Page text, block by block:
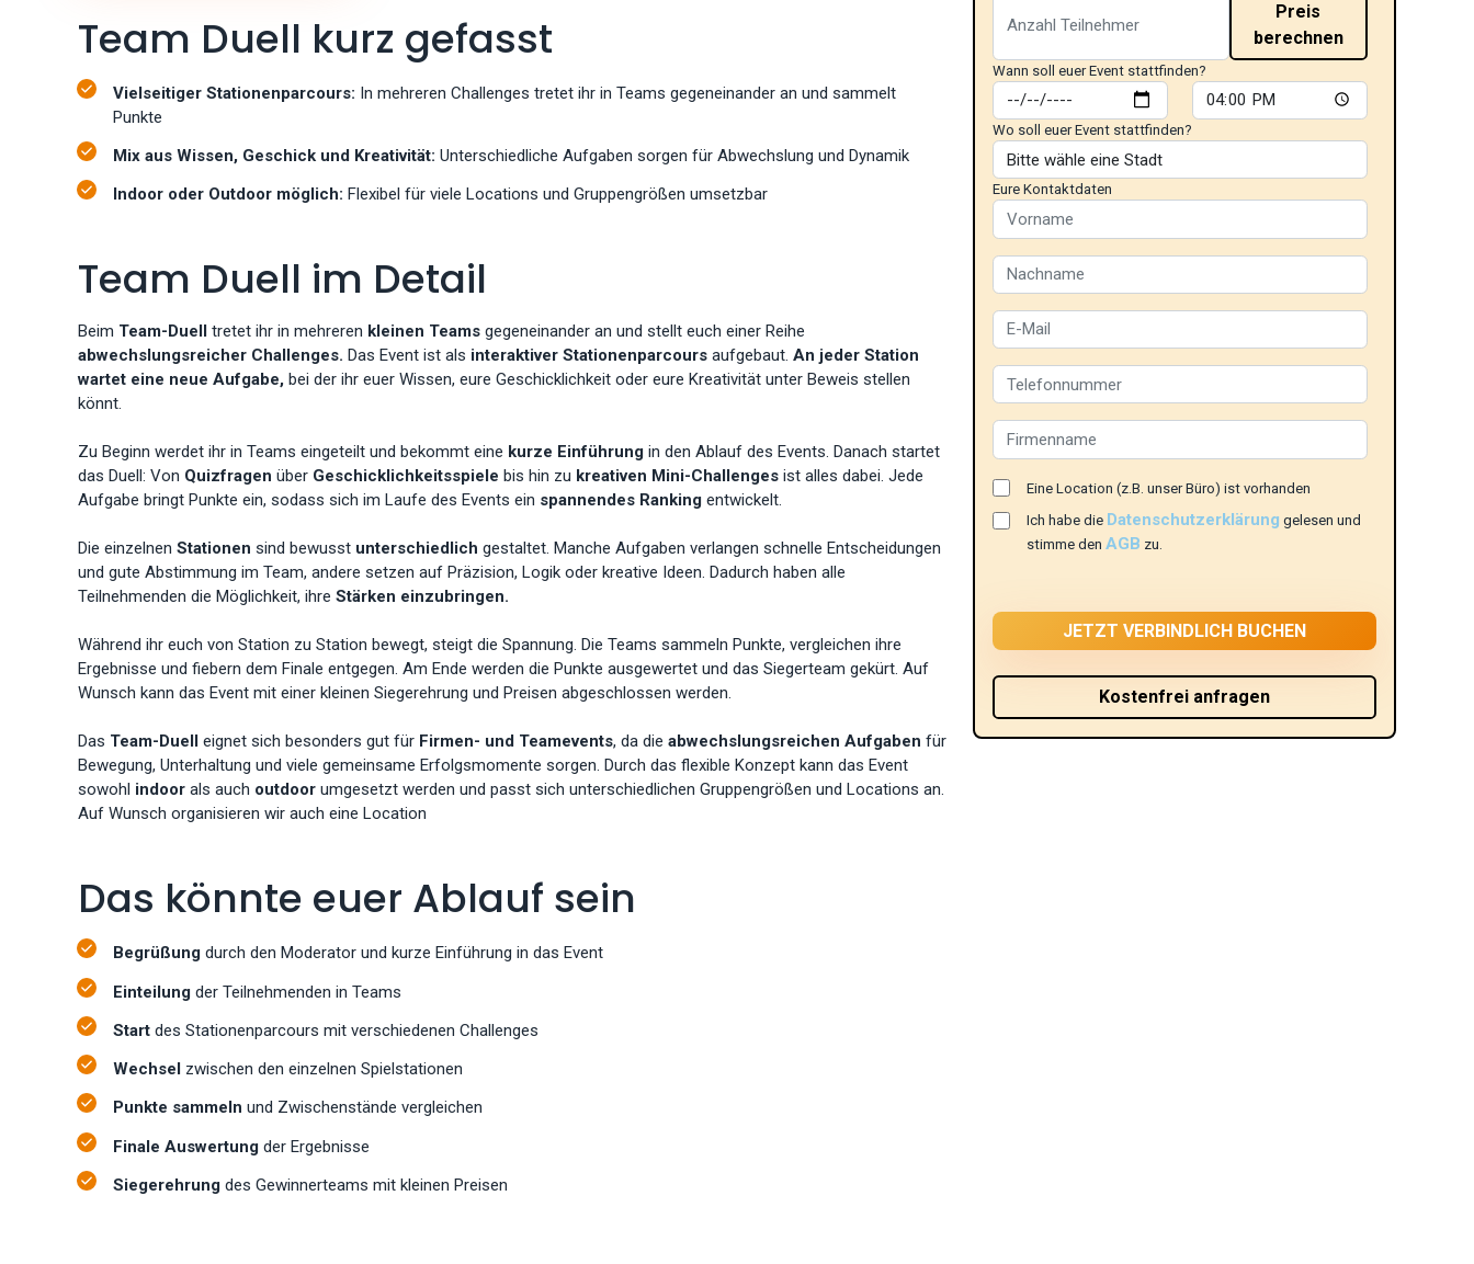
Team Duell kurz gefasst
Vielseitiger Stationenparcours: In mehreren Challenges tretet ihr in Teams gegeneinander an und sammelt
Punkte
Mix aus Wissen, Geschick und Kreativität: Unterschiedliche Aufgaben sorgen für Abwechslung und Dynamik
Indoor oder Outdoor möglich: Flexibel für viele Locations und Gruppengrößen umsetzbar
Team Duell im Detail
Beim Team-Duelltretet ihr in mehreren kleinen Teams gegeneinander an und stellt euch einer Reihe
abwechslungsreicher Challenges. Das Event ist als interaktiver Stationenparcours aufgebaut.An jeder Station
wartet eine neue Aufgabe, bei der ihr euer Wissen, eure Geschicklichkeit oder eure Kreativität unter Beweis stellen
könnt.
Zu Beginn werdet ihr in Teams eingeteilt und bekommt eine kurze Einführung in den Ablauf des Events. Danach startet
das Duell: Von Quizfragenüber Geschicklichkeitsspielebis hin zu kreativen Mini-Challengesist alles dabei. Jede
Aufgabe bringt Punkte ein, sodass sich im Laufe des Events ein spannendes Ranking entwickelt.
Die einzelnenStationensind bewusst unterschiedlichgestaltet. Manche Aufgaben verlangen schnelle Entscheidungen
und gute Abstimmung im Team, andere setzen auf Präzision, Logik oder kreative Ideen. Dadurch haben alle
Teilnehmenden die Möglichkeit, ihreStärken einzubringen.
Während ihr euch von Station zu Station bewegt, steigt die Spannung. Die Teams sammeln Punkte, vergleichen ihre
Ergebnisse und fiebern dem Finale entgegen. Am Ende werden die Punkte ausgewertet und das Siegerteam gekürt. Auf
Wunsch kann das Event mit einer kleinen Siegerehrung und Preisen abgeschlossen werden.
Das Team-Duell eignet sich besonders gut für Firmen- und Teamevents, da dieabwechslungsreichen Aufgabenfür
Bewegung, Unterhaltung und viele gemeinsame Erfolgsmomente sorgen. Durch das flexible Konzept kann das Event
sowohl indoorals auch outdoorumgesetzt werden und passt sich unterschiedlichen Gruppengrößen und Locations an.
Auf Wunsch organisieren wir auch eine Location
Das könnte euer Ablauf sein
Begrüßungdurch den Moderator und kurze Einführung in das Event
Einteilungder Teilnehmenden in Teams
Startdes Stationenparcours mit verschiedenen Challenges
Wechsel zwischen den einzelnen Spielstationen
Punkte sammelnund Zwischenstände vergleichen
Finale Auswertungder Ergebnisse
Siegerehrungdes Gewinnerteams mit kleinen Preisen
Preis
berechnen
Wann soll euer Event stattfinden?
Wo soll euer Event stattfinden?
Eure Kontaktdaten
Eine Location (z.B. unser Büro) ist vorhanden
Ich habe die Datenschutzerklärung gelesen und
stimme denAGB zu.